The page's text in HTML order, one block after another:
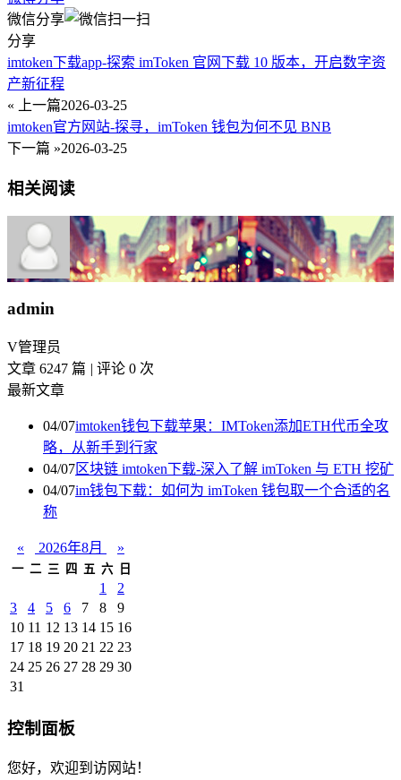
微信分享
分享
imtoken下载app-探索 imToken 官网下载 10 版本，开启数字资
产新征程
« 上一篇2026-03-25
imtoken官方网站-探寻，imToken 钱包为何不见 BNB
下一篇 »2026-03-25
相关阅读
admin
V管理员
文章 6247 篇 | 评论 0 次
最新文章
04/07imtoken钱包下载苹果：IMToken添加ETH代币全攻
略，从新手到行家
04/07区块链 imtoken下载-深入了解 imToken 与 ETH 挖矿
04/07im钱包下载：如何为 imToken 钱包取一个合适的名
称
« 2026年8月 »
一 二 三 四 五 六 日
1
2
3
4 5 6 7 8
9
10 11 12 13 14 15 16
17 18 19 20 21 22 23
24 25 26 27 28 29 30
31
控制面板
您好，欢迎到访网站！